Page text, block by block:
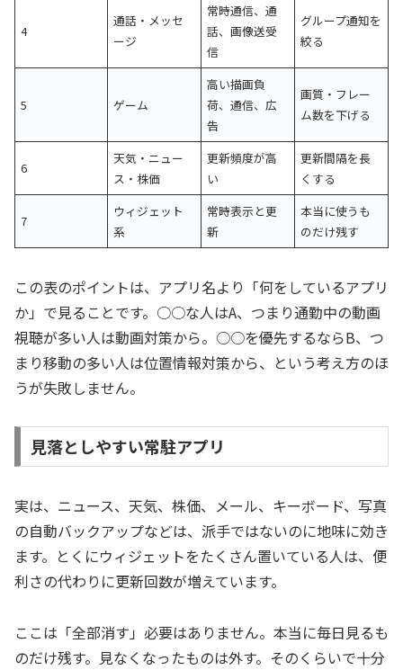
4
通話・メッセ
ージ
常時通信、通
話、画像送受
信
グループ通知を
絞る
5 ゲーム
高い描画負
荷、通信、広
告
画質・フレー
ム数を下げる
6
天気・ニュー
ス・株価
更新頻度が高
い
更新間隔を長
くする
7
ウィジェット
系
常時表示と更
新
本当に使うも
のだけ残す
この表のポイントは、アプリ名より「何をしているアプリ
か」で見ることです。○○な人はA、つまり通勤中の動画
視聴が多い人は動画対策から。○○を優先するならB、つ
まり移動の多い人は位置情報対策から、という考え方のほ
うが失敗しません。
見落としやすい常駐アプリ
実は、ニュース、天気、株価、メール、キーボード、写真
の自動バックアップなどは、派手ではないのに地味に効き
ます。とくにウィジェットをたくさん置いている人は、便
利さの代わりに更新回数が増えています。
ここは「全部消す」必要はありません。本当に毎日見るも
のだけ残す。見なくなったものは外す。そのくらいで十分